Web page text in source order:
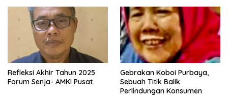
Refleksi Akhir Tahun 2025
Forum Senja- AMKI Pusat
Gebrakan Koboi Purbaya,
Sebuah Titik Balik
Perlindungan Konsumen